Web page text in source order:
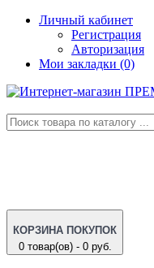
Личный кабинет
Регистрация
Авторизация
Мои закладки (0)
КОРЗИНА ПОКУПОК
0 товар(ов) - 0 руб.